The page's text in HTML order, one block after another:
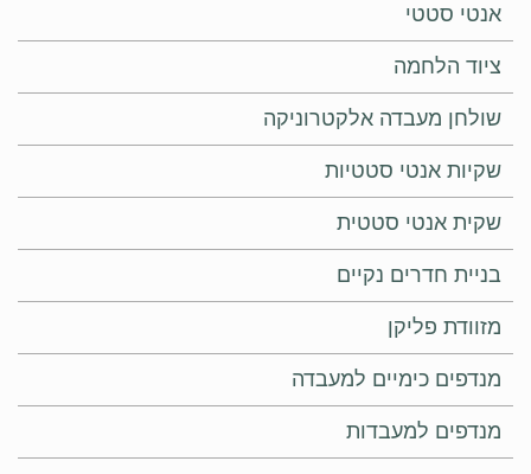
אנטי סטטי
ציוד הלחמה
שולחן מעבדה אלקטרוניקה
שקיות אנטי סטטיות
שקית אנטי סטטית
בניית חדרים נקיים
מזוודת פליקן
מנדפים כימיים למעבדה
מנדפים למעבדות